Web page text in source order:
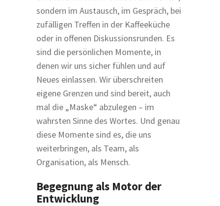
sondern im Austausch, im Gespräch, bei
zufälligen Treffen in der Kaffeeküche
oder in offenen Diskussionsrunden. Es
sind die persönlichen Momente, in
denen wir uns sicher fühlen und auf
Neues einlassen. Wir überschreiten
eigene Grenzen und sind bereit, auch
mal die „Maske“ abzulegen – im
wahrsten Sinne des Wortes. Und genau
diese Momente sind es, die uns
weiterbringen, als Team, als
Organisation, als Mensch.
Begegnung als Motor der
Entwicklung